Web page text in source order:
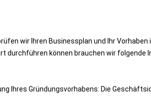
wir Ihren Businessplan und Ihr Vorhaben
durchführen können brauchen wir folgende
Ihres Gründungsvorhabens: Die